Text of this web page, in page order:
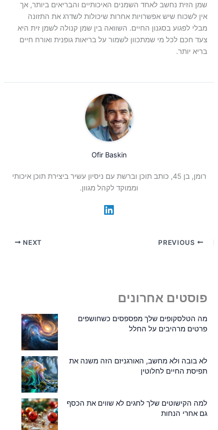
שמן הזית נחשב לאחד השמנים האיכותיים והבריאים ביותר, אך
אין לשכוח שיש אפשרויות אחרות שיכולות לשדרג את התזונה
מבלי לפגוע בסגנון החיים. השוואה בין שמן קנולה לשמן זית היא
צעד חכם לכל מי שמתכוון לשמור על בריאות גופנית ואורח חיים
בריא יותר.
Ofir Baskin
רומן, בן 45, כותב תוכן וברשת עם ניסיון עשיר ביצירת תוכן איכותי
וממוקד לקהל מגוון.
NEXT
פוסטים אחרונים
מה הטלסקופים שלך מפספסים כשחושפים
פרטים מרהיבים על החלל
לא בובה ולא מחשב, האורגניזם הזה משנה את
תפיסת החיים לחלוטין
למה הקישוטים שלך לחגים לא שווים את הכסף
גם אחרי הנחות